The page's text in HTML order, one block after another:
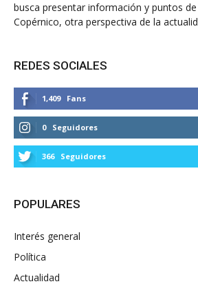
busca presentar información y puntos de
Copérnico, otra perspectiva de la
REDES SOCIALES
1,409 Fans
0 Seguidores
366 Seguidores
POPULARES
Interés general
Política
Actualidad